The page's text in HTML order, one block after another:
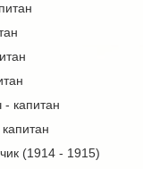
капитан
(1914 - 1915)